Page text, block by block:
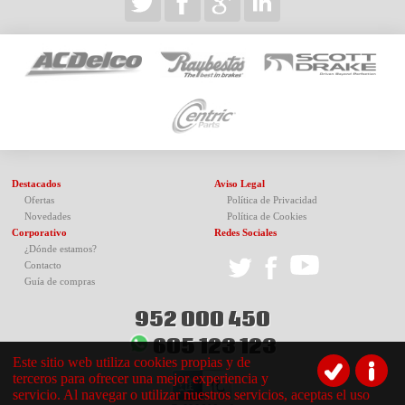
Destacados
Ofertas
Novedades
Corporativo
¿Dónde estamos?
Contacto
Guía de compras
Aviso Legal
Política de Privacidad
Política de Cookies
Redes Sociales
952 000 450
605 123 123
Este sitio web utiliza cookies propias y de
terceros para ofrecer una mejor experiencia y
servicio. Al navegar o utilizar nuestros servicios, aceptas el uso